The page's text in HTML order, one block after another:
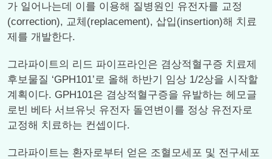
가 일어나는데 이를 이용해 질병원인 유전자를 교정
(correction), 교체(replacement), 삽입(insertion)해 치료
제를 개발한다.
그라파이트의 리드 파이프라인은 겸상적혈구증 치료제
후보물질 ‘GPH101’로 올해 하반기 임상 1/2상을 시작할
계획이다. GPH101은 겸상적혈구증을 유발하는 헤모글
로빈 베타 서브유닛 유전자 돌연변이를 정상 유전자로
교정해 치료하는 컨셉이다.
그라파이트는 환자로부터 얻은 조혈모세포 및 전구세포